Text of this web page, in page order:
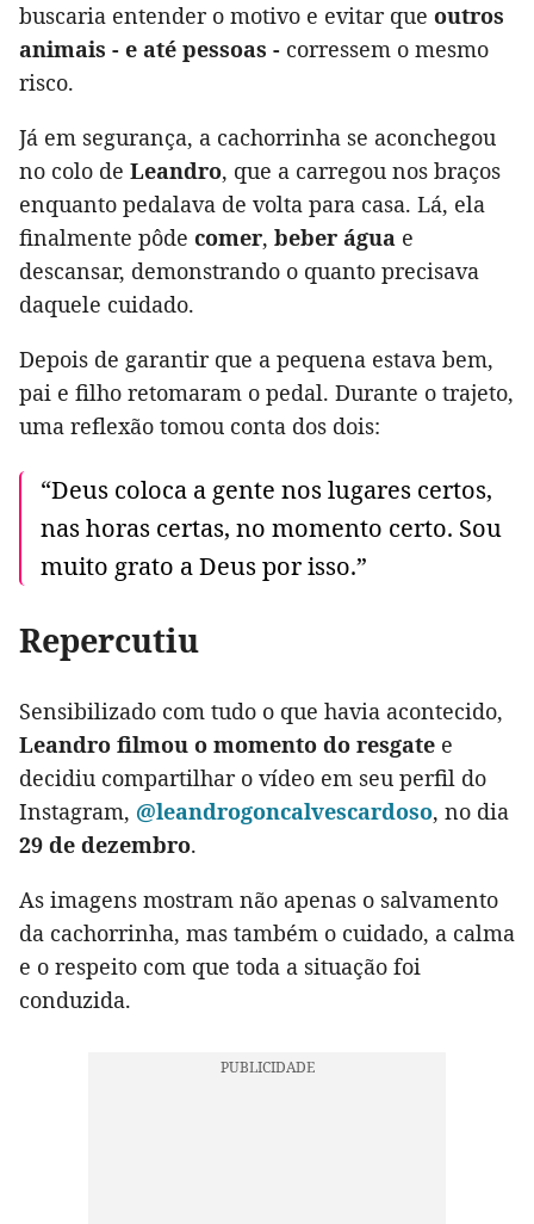
buscaria entender o motivo e evitar que outros
animais - e até pessoas - corressem o mesmo
risco.
Já em segurança, a cachorrinha se aconchegou
no colo de Leandro, que a carregou nos braços
enquanto pedalava de volta para casa. Lá, ela
finalmente pôde comer, beber água e
descansar, demonstrando o quanto precisava
daquele cuidado.
Depois de garantir que a pequena estava bem,
pai e filho retomaram o pedal. Durante o trajeto,
uma reflexão tomou conta dos dois:
“Deus coloca a gente nos lugares certos,
nas horas certas, no momento certo. Sou
muito grato a Deus por isso.”
Repercutiu
Sensibilizado com tudo o que havia acontecido,
Leandro filmou o momento do resgate e
decidiu compartilhar o vídeo em seu perfil do
Instagram, @leandrogoncalvescardoso, no dia
29 de dezembro.
As imagens mostram não apenas o salvamento
da cachorrinha, mas também o cuidado, a calma
e o respeito com que toda a situação foi
conduzida.